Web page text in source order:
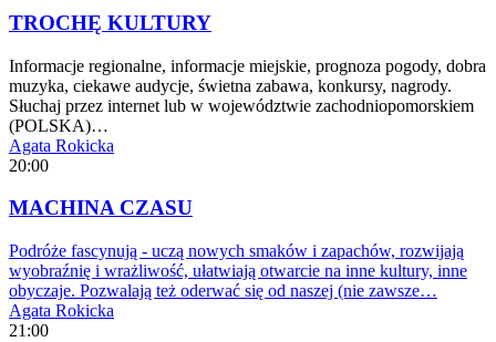
TROCHĘ KULTURY
Informacje regionalne, informacje miejskie, prognoza pogody, dobra
muzyka, ciekawe audycje, świetna zabawa, konkursy, nagrody.
Słuchaj przez internet lub w województwie zachodniopomorskiem
(POLSKA)…
Agata Rokicka
20:00
MACHINA CZASU
Podróże fascynują - uczą nowych smaków i zapachów, rozwijają
wyobraźnię i wrażliwość, ułatwiają otwarcie na inne kultury, inne
obyczaje. Pozwalają też oderwać się od naszej (nie zawsze…
Agata Rokicka
21:00